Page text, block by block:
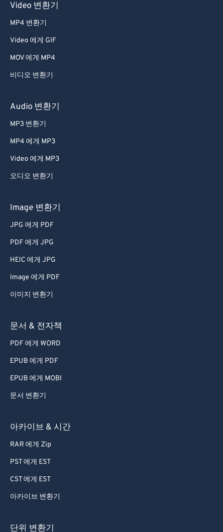
Video 변환기
MP4 변환기
Video 에게 GIF
MOV 에게 MP4
비디오 변환기
Audio 변환기
MP3 변환기
MP4 에게 MP3
Video 에게 MP3
오디오 변환기
Image 변환기
JPG 에게 PDF
PDF 에게 JPG
HEIC 에게 JPG
Image 에게 PDF
이미지 변환기
문서 & 전자책
PDF 에게 WORD
EPUB 에게 PDF
EPUB 에게 MOBI
문서 변환기
아카이브 & 시간
RAR 에게 Zip
PST 에게 EST
CST 에게 EST
아카이브 변환기
단위 변환기